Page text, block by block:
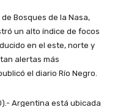
Bosques de la Nasa,
un alto índice de focos
en el este, norte y
alertas más
el diario Río Negro.
Argentina está ubicada